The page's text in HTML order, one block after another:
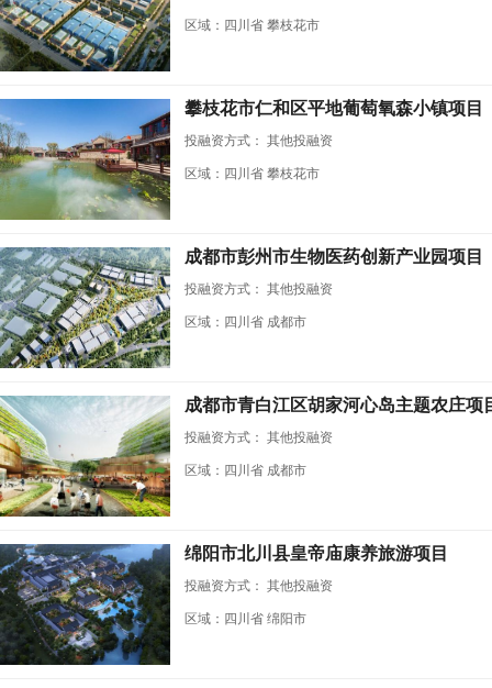
区域：四川省 攀枝花市
攀枝花市仁和区平地葡萄氧森小镇项目
投融资方式： 其他投融资
区域：四川省 攀枝花市
成都市彭州市生物医药创新产业园项目
投融资方式： 其他投融资
区域：四川省 成都市
成都市青白江区胡家河心岛主题农庄项
投融资方式： 其他投融资
区域：四川省 成都市
绵阳市北川县皇帝庙康养旅游项目
投融资方式： 其他投融资
区域：四川省 绵阳市